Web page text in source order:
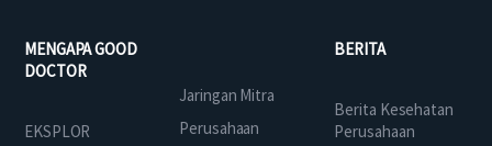
MENGAPA GOOD
DOCTOR
EKSPLOR
Jaringan Mitra
Perusahaan
BERITA
Berita Kesehatan
Perusahaan